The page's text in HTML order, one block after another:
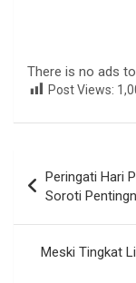
There is no ads
Post Views:
pos
Peringati Hari
Soroti
Meski Tingkat